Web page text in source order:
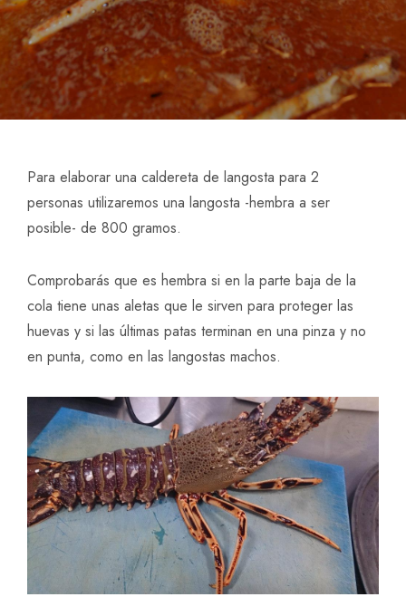
Para elaborar una caldereta de langosta para 2
personas utilizaremos una langosta -hembra a ser
posible- de 800 gramos.
Comprobarás que es hembra si en la parte baja de la
cola tiene unas aletas que le sirven para proteger las
huevas y si las últimas patas terminan en una pinza y no
en punta, como en las langostas machos.